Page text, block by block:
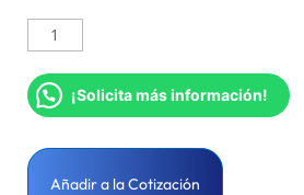
¡Solicita más información!
Añadir a la Cotización